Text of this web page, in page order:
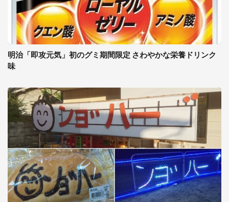
明治「即攻元気」初のグミ期間限定 さわやかな栄養ドリンク
味